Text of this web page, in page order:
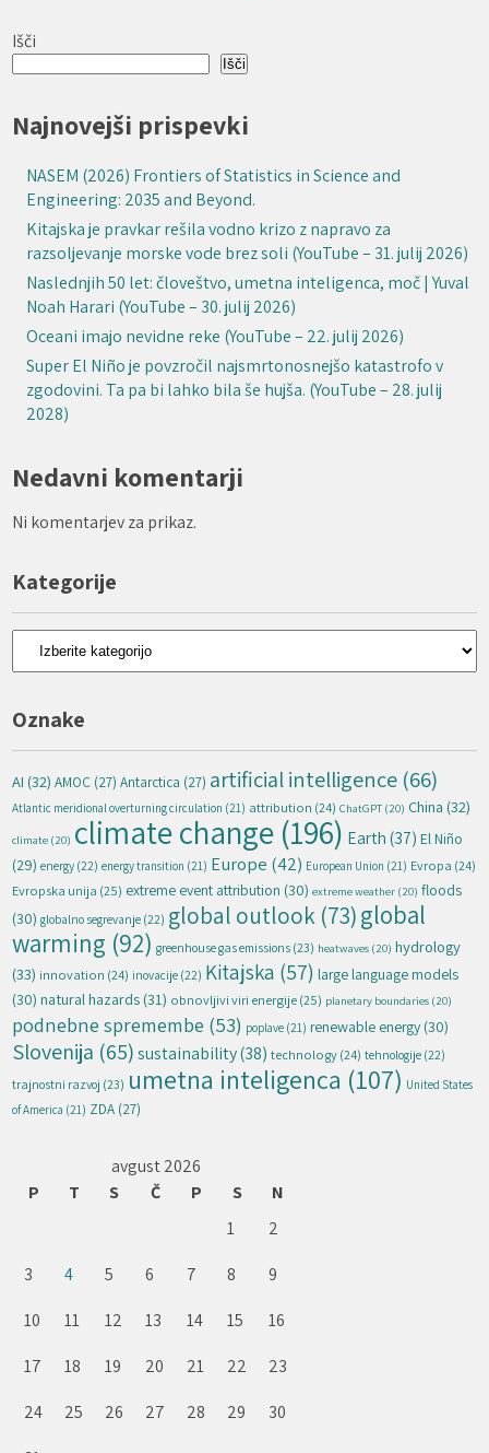
Išči
Išči
Najnovejši prispevki
NASEM (2026) Frontiers of Statistics in Science and
Engineering: 2035 and Beyond.
Kitajska je pravkar rešila vodno krizo z napravo za
razsoljevanje morske vode brez soli (YouTube – 31. julij 2026)
Naslednjih 50 let: človeštvo, umetna inteligenca, moč | Yuval
Noah Harari (YouTube – 30. julij 2026)
Oceani imajo nevidne reke (YouTube – 22. julij 2026)
Super El Niño je povzročil najsmrtonosnejšo katastrofo v
zgodovini. Ta pa bi lahko bila še hujša. (YouTube – 28. julij
2028)
Nedavni komentarji
Ni komentarjev za prikaz.
Kategorije
Kategorije
Oznake
AI (32) AMOC (27) Antarctica (27) artificial intelligence (66)
Atlantic meridional overturning circulation (21) attribution (24) ChatGPT (20) China (32)
climate (20) climate change (196) Earth (37) El Niño
(29) energy (22) energy transition (21) Europe (42) European Union (21) Evropa (24)
Evropska unija (25) extreme event attribution (30) extreme weather (20) floods
(30) globalno segrevanje (22) global outlook (73)global
warming (92) greenhouse gas emissions (23) heatwaves (20) hydrology
(33) innovation (24) inovacije (22) Kitajska (57) large language models
(30) natural hazards (31) obnovljivi viri energije(25) planetary boundaries (20)
podnebne spremembe (53) poplave (21) renewable energy (30)
Slovenija (65) sustainability(38) technology(24) tehnologije (22)
trajnostni razvoj (23) umetna inteligenca (107) United States
of America (21) ZDA (27)
avgust 2026
P
T S Č P S
N
1
2
3
4 5 6 7 8
9
10
11 12 13 14 15
16
17
18 19 20 21 22
23
24
25 26 27 28 29
30